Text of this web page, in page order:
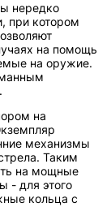
нередко
при котором
на помощь
на оружие.
на
механизмы
Таким
на мощные
- для этого
кольца с